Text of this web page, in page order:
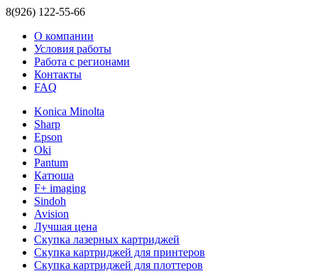
8(926) 122-55-66
О компании
Условия работы
Работа с регионами
Контакты
FAQ
Konica Minolta
Sharp
Epson
Oki
Pantum
Катюша
F+ imaging
Sindoh
Avision
Лучшая цена
Скупка лазерных картриджей
Скупка картриджей для принтеров
Скупка картриджей для плоттеров